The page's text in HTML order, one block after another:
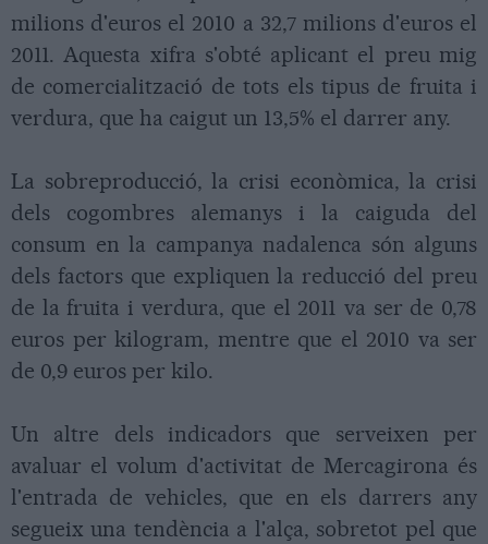
milions d'euros el 2010 a 32,7 milions d'euros el
2011. Aquesta xifra s'obté aplicant el preu mig
de comercialització de tots els tipus de fruita i
verdura, que ha caigut un 13,5% el darrer any.
La sobreproducció, la crisi econòmica, la crisi
dels cogombres alemanys i la caiguda del
consum en la campanya nadalenca són alguns
dels factors que expliquen la reducció del preu
de la fruita i verdura, que el 2011 va ser de 0,78
euros per kilogram, mentre que el 2010 va ser
de 0,9 euros per kilo.
Un altre dels indicadors que serveixen per
avaluar el volum d'activitat de Mercagirona és
l'entrada de vehicles, que en els darrers any
segueix una tendència a l'alça, sobretot pel que